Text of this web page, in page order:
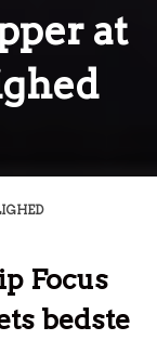
at
Focus
bedste